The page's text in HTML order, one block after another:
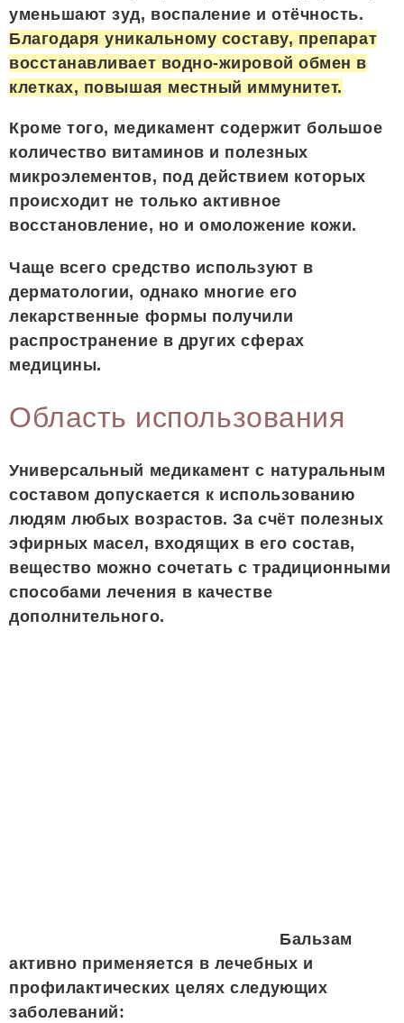
уменьшают зуд, воспаление и отёчность.
Благодаря уникальному составу, препарат
восстанавливает водно-жировой обмен в
клетках, повышая местный иммунитет.
Кроме того, медикамент содержит большое
количество витаминов и полезных
микроэлементов, под действием которых
происходит не только активное
восстановление, но и омоложение кожи.
Чаще всего средство используют в
дерматологии, однако многие его
лекарственные формы получили
распространение в других сферах
медицины.
Область использования
Универсальный медикамент с натуральным
составом допускается к использованию
людям любых возрастов. За счёт полезных
эфирных масел, входящих в его состав,
вещество можно сочетать с традиционными
способами лечения в качестве
дополнительного.
Бальзам
активно применяется в лечебных и
профилактических целях следующих
заболеваний: